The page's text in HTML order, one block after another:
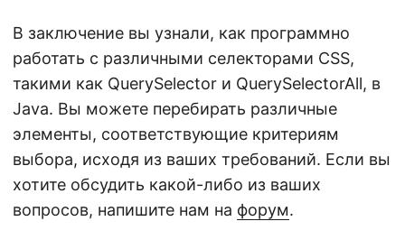
В заключение вы узнали, как программно
работать с различными селекторами CSS,
такими как QuerySelector и QuerySelectorAll, в
Java. Вы можете перебирать различные
элементы, соответствующие критериям
выбора, исходя из ваших требований. Если вы
хотите обсудить какой-либо из ваших
вопросов, напишите нам на форум.